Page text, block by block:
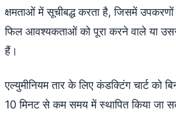
क्षमताओं में सूचीबद्ध करता है, जिसमें
फिल आवश्यकताओं को पूरा करने वाले या
हैं।
एल्युमीनियम तार के लिए कंडक्टिंग चार्ट को
10 मिनट से कम समय में स्थापित किया जा